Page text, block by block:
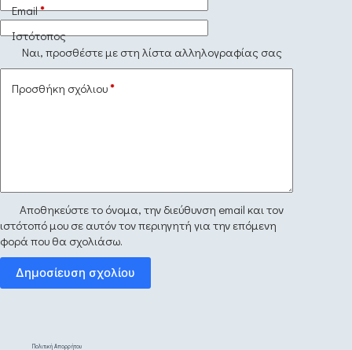
Email*
Ιστότοπος
Ναι, προσθέστε με στη λίστα αλληλογραφίας σας
Προσθήκη σχόλιου*
Αποθηκεύστε το όνομα, την διεύθυνση email και τον
ιστότοπό μου σε αυτόν τον περιηγητή για την επόμενη
φορά που θα σχολιάσω.
Δημοσίευση σχολίου
Πολιτική Απορρήτου